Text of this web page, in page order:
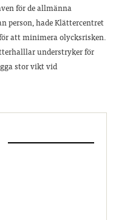
för de allmänna
person, hade Klättercentret
att minimera olycksrisken.
understryker för
stor vikt vid